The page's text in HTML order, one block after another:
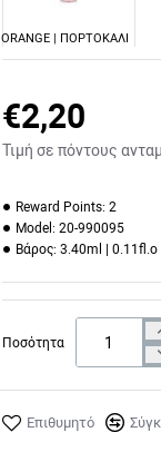
€2,20
Τιμή σε πόντους
Reward Points: 2
Model: 20-990095
Βάρος: 3.40ml | 0.11fl.o
ORANGE | ΠΟΡΤΟΚΑΛΙ
Ποσότητα
Επιθυμητό